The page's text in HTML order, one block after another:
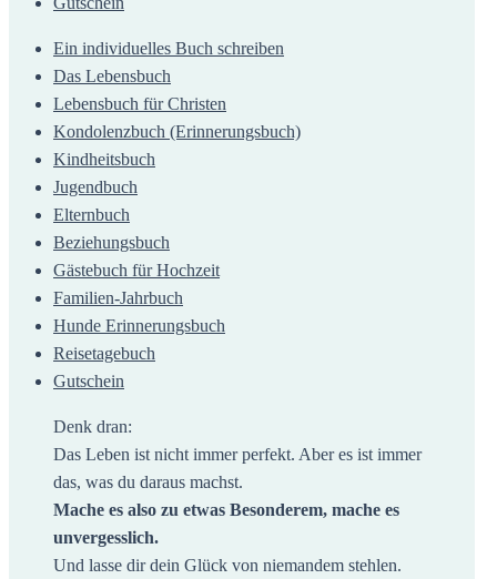
Ein individuelles Buch schreiben
Das Lebensbuch
Lebensbuch für Christen
Kondolenzbuch (Erinnerungsbuch)
Kindheitsbuch
Jugendbuch
Elternbuch
Beziehungsbuch
Gästebuch für Hochzeit
Familien-Jahrbuch
Hunde Erinnerungsbuch
Reisetagebuch
Gutschein
Denk dran:
Das Leben ist nicht immer perfekt. Aber es ist immer
das, was du daraus machst.
Mache es also zu etwas Besonderem, mache es
unvergesslich.
Und lasse dir dein Glück von niemandem stehlen.